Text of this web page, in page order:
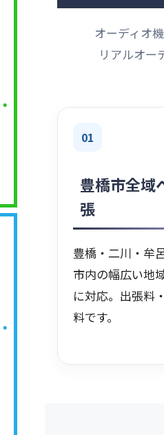
オーディオ
リアルオー
01
豊橋市全域
張
豊橋・二川・牟
市内の幅広い地
に対応。出張料
料です。